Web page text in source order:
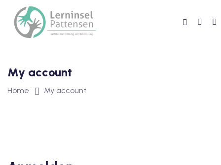
My account
Home My account